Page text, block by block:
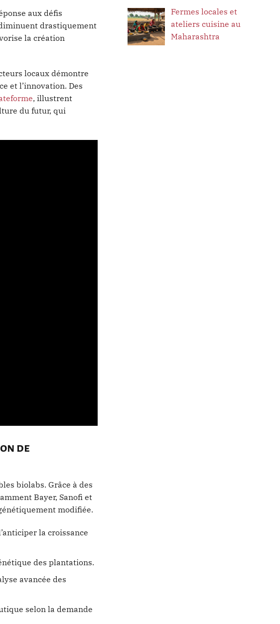
aux défis
drastiquement
la création
locaux démontre
et l’innovation. Des
, illustrent
du futur, qui
de
biolabs. Grâce à des
Bayer, Sanofi et
modifiée.
la croissance
des plantations.
avancée des
selon la demande
Fermes locales et
ateliers cuisine au
Maharashtra